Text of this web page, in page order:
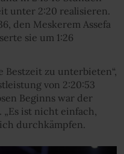
unter 2:20 realisieren.
den Meskerem Assefa
sie um 1:26
Bestzeit zu unterbieten“,
von 2:20:53
Beginns war der
ist nicht einfach,
durchkämpfen.